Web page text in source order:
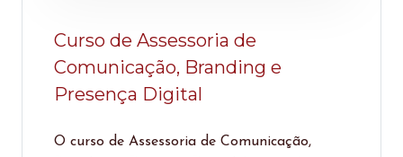
Curso de Assessoria de
Comunicação, Branding e
Presença Digital
O curso de Assessoria de Comunicação,